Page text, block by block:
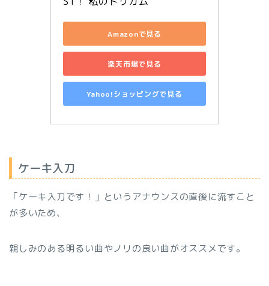
Amazonで見る
楽天市場で見る
Yahoo!ショッピングで見る
ケーキ入刀
「ケーキ入刀です！」というアナウンスの直後に流すこと
が多いため、
親しみのある明るい曲やノリの良い曲がオススメです。